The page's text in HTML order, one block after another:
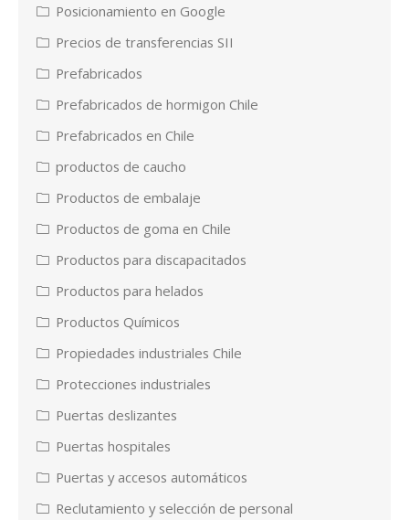
Posicionamiento en Google
Precios de transferencias SII
Prefabricados
Prefabricados de hormigon Chile
Prefabricados en Chile
productos de caucho
Productos de embalaje
Productos de goma en Chile
Productos para discapacitados
Productos para helados
Productos Químicos
Propiedades industriales Chile
Protecciones industriales
Puertas deslizantes
Puertas hospitales
Puertas y accesos automáticos
Reclutamiento y selección de personal